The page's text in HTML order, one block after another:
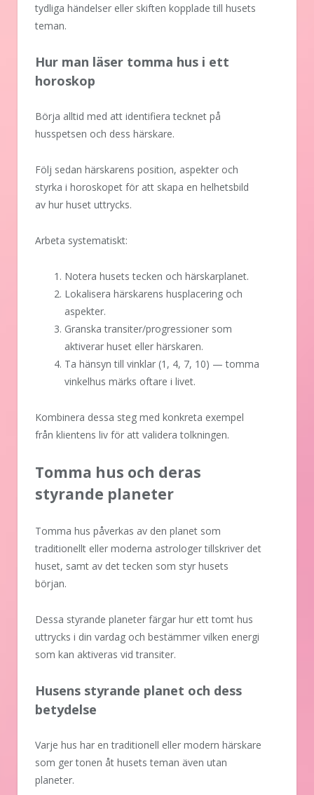
tydliga händelser eller skiften kopplade till husets
teman.
Hur man läser tomma hus i ett
horoskop
Börja alltid med att identifiera tecknet på
husspetsen och dess härskare.
Följ sedan härskarens position, aspekter och
styrka i horoskopet för att skapa en helhetsbild
av hur huset uttrycks.
Arbeta systematiskt:
Notera husets tecken och härskarplanet.
Lokalisera härskarens husplacering och
aspekter.
Granska transiter/progressioner som
aktiverar huset eller härskaren.
Ta hänsyn till vinklar (1, 4, 7, 10) — tomma
vinkelhus märks oftare i livet.
Kombinera dessa steg med konkreta exempel
från klientens liv för att validera tolkningen.
Tomma hus och deras
styrande planeter
Tomma hus påverkas av den planet som
traditionellt eller moderna astrologer tillskriver det
huset, samt av det tecken som styr husets
början.
Dessa styrande planeter färgar hur ett tomt hus
uttrycks i din vardag och bestämmer vilken energi
som kan aktiveras vid transiter.
Husens styrande planet och dess
betydelse
Varje hus har en traditionell eller modern härskare
som ger tonen åt husets teman även utan
planeter.